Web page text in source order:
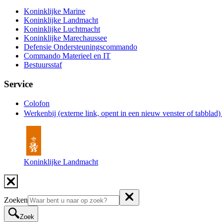
Koninklijke Marine
Koninklijke Landmacht
Koninklijke Luchtmacht
Koninklijke Marechaussee
Defensie Ondersteuningscommando
Commando Materieel en IT
Bestuursstaf
Service
Colofon
Werkenbij (externe link, opent in een nieuw venster of tabblad)
Koninklijke Landmacht
Zoeken
Zoek